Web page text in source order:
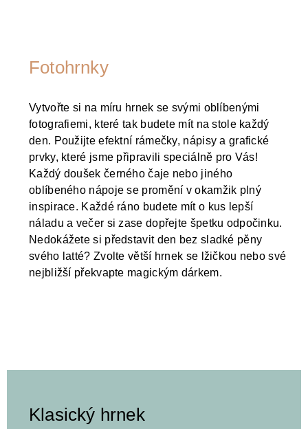
Fotohrnky
Vytvořte si na míru hrnek se svými oblíbenými
fotografiemi, které tak budete mít na stole každý
den. Použijte efektní rámečky, nápisy a grafické
prvky, které jsme připravili speciálně pro Vás!
Každý doušek černého čaje nebo jiného
oblíbeného nápoje se promění v okamžik plný
inspirace. Každé ráno budete mít o kus lepší
náladu a večer si zase dopřejte špetku odpočinku.
Nedokážete si představit den bez sladké pěny
svého latté? Zvolte větší hrnek se lžičkou nebo své
nejbližší překvapte magickým dárkem.
Klasický hrnek